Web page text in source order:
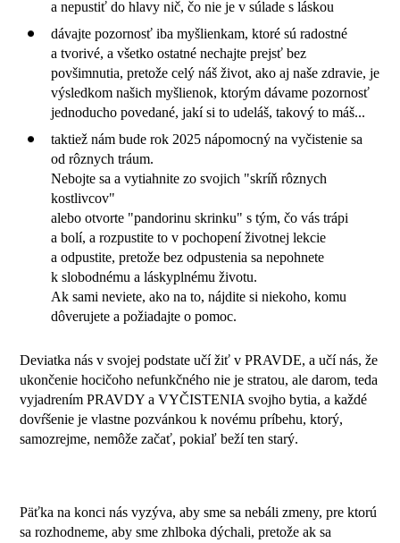
a nepustiť do hlavy nič, čo nie je v súlade s láskou
dávajte pozornosť iba myšlienkam, ktoré sú radostné
a tvorivé, a všetko ostatné nechajte prejsť bez
povšimnutia, pretože celý náš život, ako aj naše zdravie, je
výsledkom našich myšlienok, ktorým dávame pozornosť
jednoducho povedané, jakí si to udeláš, takový to máš...
taktiež nám bude rok 2025 nápomocný na vyčistenie sa
od rôznych tráum.
Nebojte sa a vytiahnite zo svojich "skríň rôznych
kostlivcov"
alebo otvorte "pandorinu skrinku" s tým, čo vás trápi
a bolí, a rozpustite to v pochopení životnej lekcie
a odpustite, pretože bez odpustenia sa nepohnete
k slobodnému a láskyplnému životu.
Ak sami neviete, ako na to, nájdite si niekoho, komu
dôverujete a požiadajte o pomoc.
Deviatka nás v svojej podstate učí žiť v PRAVDE, a učí nás, že
ukončenie hocičoho nefunkčného nie je stratou, ale darom, teda
vyjadrením PRAVDY a VYČISTENIA svojho bytia, a každé
dovŕšenie je vlastne pozvánkou k novému príbehu, ktorý,
samozrejme, nemôže začať, pokiaľ beží ten starý.
Päťka na konci nás vyzýva, aby sme sa nebáli zmeny, pre ktorú
sa rozhodneme, aby sme zhlboka dýchali, pretože ak sa